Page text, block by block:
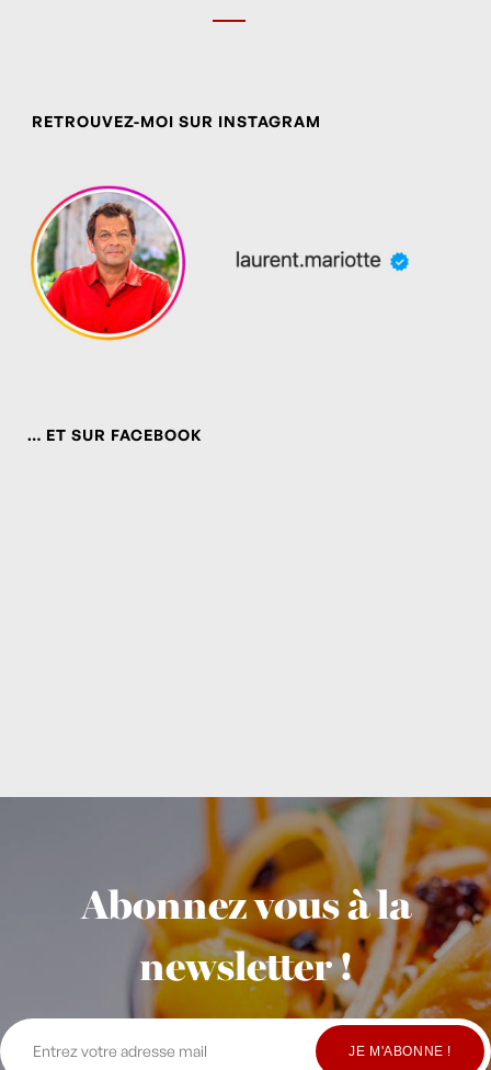
RETROUVEZ-MOI SUR INSTAGRAM
… ET SUR FACEBOOK
Abonnez vous à la
newsletter !